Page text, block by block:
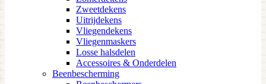
Zweetdekens
Uitrijdekens
Vliegendekens
Vliegenmaskers
Losse halsdelen
Accessoires & Onderdelen
Beenbescherming